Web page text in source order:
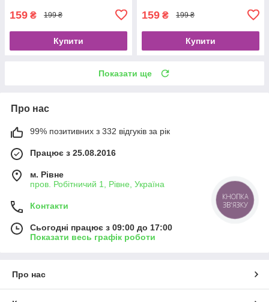
159 ₴ 199 ₴
Купити
159 ₴ 199 ₴
Купити
Показати ще
Про нас
99% позитивних з 332 відгуків за рік
Працює з 25.08.2016
м. Рівне
пров. Робітничий 1, Рівне, Україна
Контакти
Сьогодні працює з 09:00 до 17:00
Показати весь графік роботи
Про нас
КНОПКА
ЗВ'ЯЗКУ